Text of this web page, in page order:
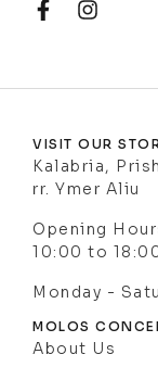
VISIT OUR
Kalabria,
rr. Ymer Aliu
Opening
10:00 to
Monday -
MOLOS
About Us